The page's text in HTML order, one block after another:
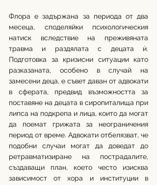
Флора е задържана за периода от два
месеца, споделяйки психологическия
натиск вследствие на преживяната
травма и раздялата с децата ѝ.
Подготовка за кризисни ситуации като
разказаната, особено в случай на
замесени деца, е съвет даван от адвокати
в сферата, предвид възможността за
поставяне на децата в сиропиталища при
липса на подкрепа и лица, които да могат
да поемат грижата за неограничения
период от време. Адвокати отбелязват, че
подобни случаи могат да доведат до
ретравматизиране на пострадалите,
създаващи план, което често изисква
зависимост от хора и институции в